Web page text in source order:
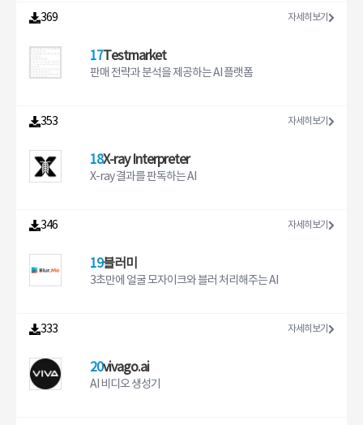
369 자세히보기
17Testmarket
판매 전략과 분석을 제공하는 AI 플랫폼
353 자세히보기
18X-ray Interpreter
X-ray 결과를 판독하는 AI
346 자세히보기
19블러미
3초만에 얼굴 모자이크와 블러 처리해주는 AI
333 자세히보기
20vivago.ai
AI 비디오 생성기